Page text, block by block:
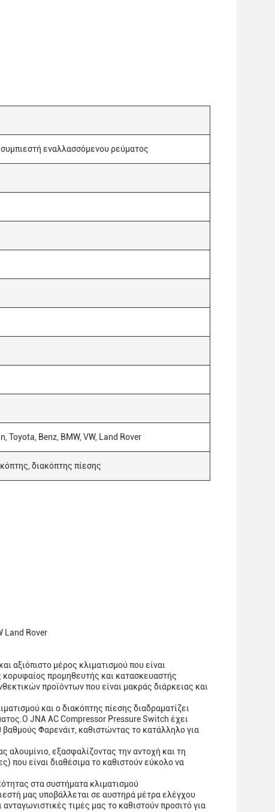
εναλλασσόμενου ρεύματος
Toyota, Benz, BMW, VW, Land Rover
διακόπτης πίεσης
Land Rover
αξιόπιστο μέρος κλιματισμού που είναι
κορυφαίος προμηθευτής και κατασκευαστής
προϊόντων που είναι μακράς διάρκειας και
και ο διακόπτης πίεσης διαδραματίζει
JNA AC Compressor Pressure Switch έχει
Φαρενάιτ, καθιστώντας το κατάλληλο για
αλουμίνιο, εξασφαλίζοντας την αντοχή και τη
που είναι διαθέσιμα το καθιστούν εύκολο να
στα συστήματα κλιματισμού
μας υποβάλλεται σε αυστηρά μέτρα ελέγχου
τιμές μας το καθιστούν προσιτό για